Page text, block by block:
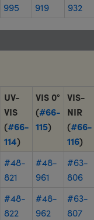
995
919
932
UV-
VIS
(#66-
114)
VIS 0°
(#66-
115)
VIS-
NIR
(#66-
116)
#48-
821
#48-
961
#63-
806
#48-
822
#48-
962
#63-
807